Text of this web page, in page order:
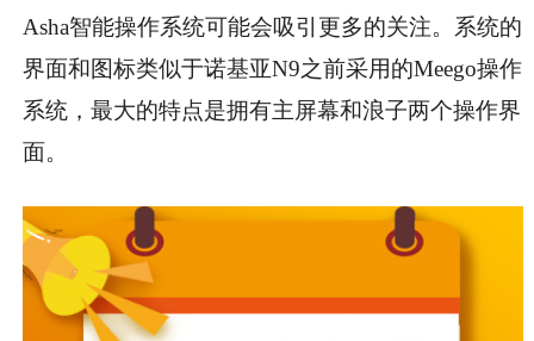
Asha智能操作系统可能会吸引更多的关注。系统的
界面和图标类似于诺基亚N9之前采用的Meego操作
系统，最大的特点是拥有主屏幕和浪子两个操作界
面。